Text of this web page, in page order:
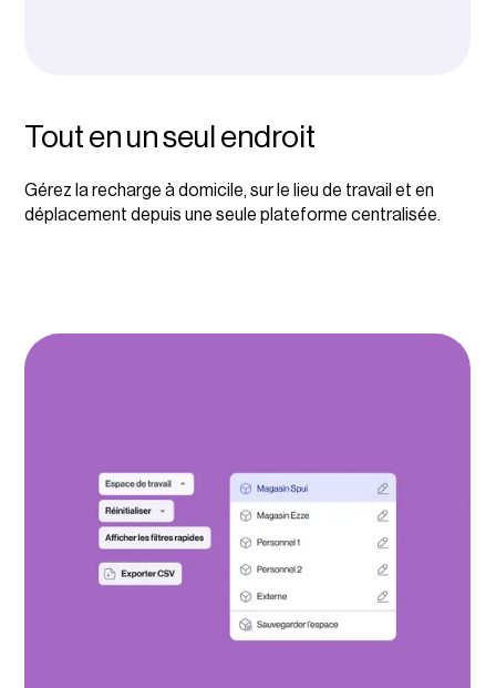
Tout en un seul endroit
Gérez la recharge à domicile, sur le lieu de travail et en
déplacement depuis une seule plateforme centralisée.